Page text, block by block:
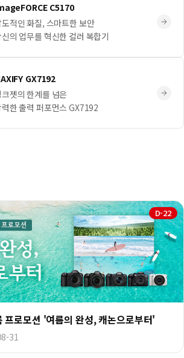
C5170
도적인 화질, 스마트한 보안
신의 업무를 혁신한 컬러 복합기
GX7192
크젯의 한계를 넘은
한 출력 퍼포먼스 GX7192
D-22
프로모션 '여름의 완성, 캐논으로부터'
31